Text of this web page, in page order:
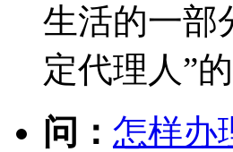
生活的一部
定代理人”
问： 怎样办